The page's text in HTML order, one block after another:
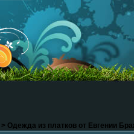
> Одежда из платков от Евгении